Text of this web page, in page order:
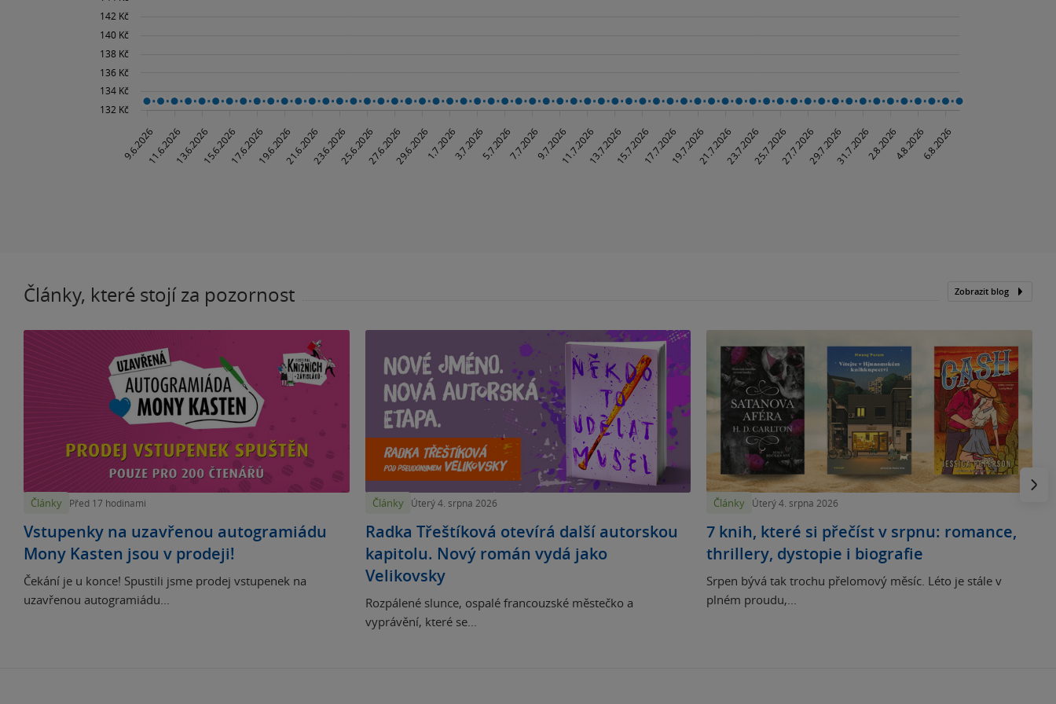
Články, které stojí za pozornost Zobrazit blog
Články Před 17 hodinami
Vstupenky na uzavřenou autogramiádu
Mony Kasten jsou v prodeji!
Čekání je u konce! Spustili jsme prodej vstupenek na
uzavřenou autogramiádu...
Články Úterý 4. srpna 2026
Radka Třeštíková otevírá další autorskou
kapitolu. Nový román vydá jako
Velikovsky
Rozpálené slunce, ospalé francouzské městečko a
vyprávění, které se...
Články Úterý 4. srpna 2026
7 knih, které si přečíst v srpnu: romance,
thrillery, dystopie i biografie
Srpen bývá tak trochu přelomový měsíc. Léto je stále v
plném proudu,...